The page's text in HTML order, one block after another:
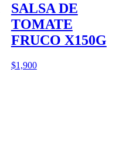
SALSA DE
TOMATE
FRUCO X150G
$1,900